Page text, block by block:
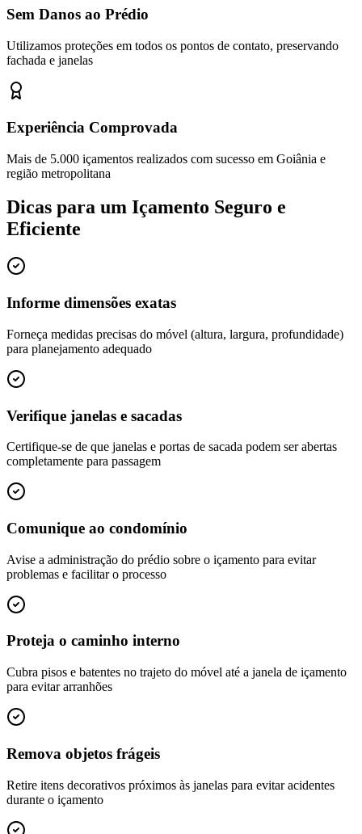
Sem Danos ao Prédio
Utilizamos proteções em todos os pontos de contato, preservando
fachada e janelas
Experiência Comprovada
Mais de 5.000 içamentos realizados com sucesso em Goiânia e
região metropolitana
Dicas para um Içamento Seguro e
Eficiente
Informe dimensões exatas
Forneça medidas precisas do móvel (altura, largura, profundidade)
para planejamento adequado
Verifique janelas e sacadas
Certifique-se de que janelas e portas de sacada podem ser abertas
completamente para passagem
Comunique ao condomínio
Avise a administração do prédio sobre o içamento para evitar
problemas e facilitar o processo
Proteja o caminho interno
Cubra pisos e batentes no trajeto do móvel até a janela de içamento
para evitar arranhões
Remova objetos frágeis
Retire itens decorativos próximos às janelas para evitar acidentes
durante o içamento